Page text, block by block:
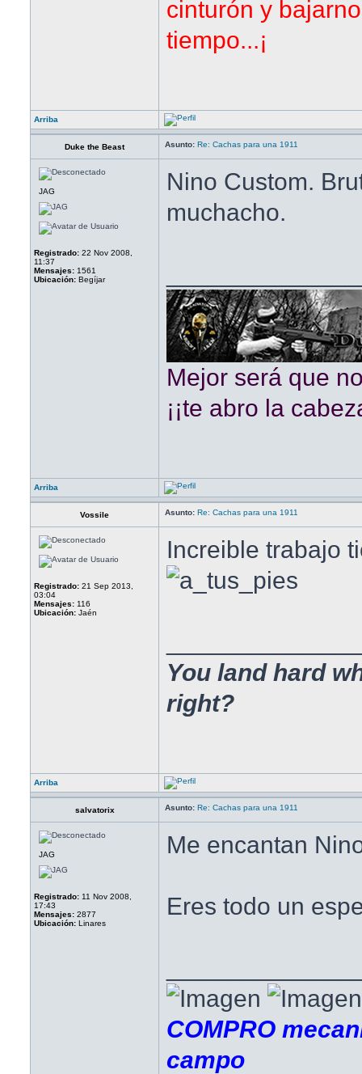
cinturón y
tiempo...¡
Arriba
Duke the Beast Asunto: Re: Cachas para una 1911
JAG
Registrado: 22 Nov 2008,
11:37
Mensajes: 1561
Ubicación: Begíjar
Nino Custom.
muchacho.
Mejor será que
¡¡te abro la
Arriba
Vossile Asunto: Re: Cachas para una 1911
Registrado: 21 Sep 2013,
03:04
Mensajes: 116
Ubicación: Jaén
Increible trabajo
You land hard
right?
Arriba
salvatorix Asunto: Re: Cachas para una 1911
JAG
Registrado: 11 Nov 2008,
17:43
Mensajes: 2877
Ubicación: Linares
Me encantan
Eres todo un
COMPRO
campo